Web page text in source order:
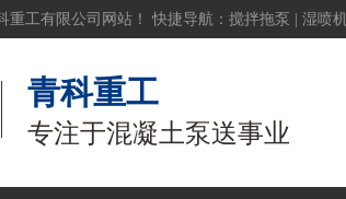
重工有限公司网站！ 快捷导航： 搅拌拖泵 湿喷
青科重工
专注于混凝土泵送事业